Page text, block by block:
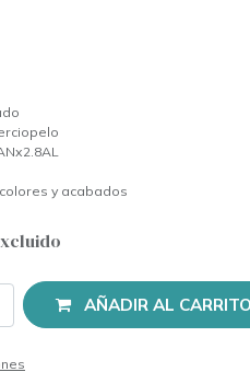
y acabados
AÑADIR AL CARRITO